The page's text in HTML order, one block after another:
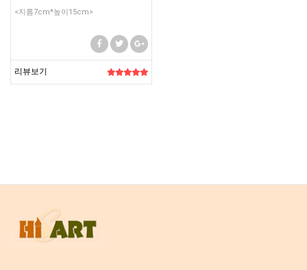
<지름7cm*높이15cm>
리뷰보기